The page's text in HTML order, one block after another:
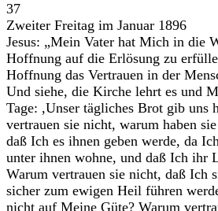
37
Zweiter Freitag im Januar 1896
Jesus: „Mein Vater hat Mich in die
Hoffnung auf die Erlösung zu
Hoffnung das Vertrauen in der
Und siehe, die Kirche lehrt es und
Tage: ,Unser tägliches Brot gib uns
vertrauen sie nicht, warum haben
daß Ich es ihnen geben werde, da
unter ihnen wohne, und daß Ich ihr
Warum vertrauen sie nicht, daß Ich
sicher zum ewigen Heil führen
nicht auf Meine Güte? Warum